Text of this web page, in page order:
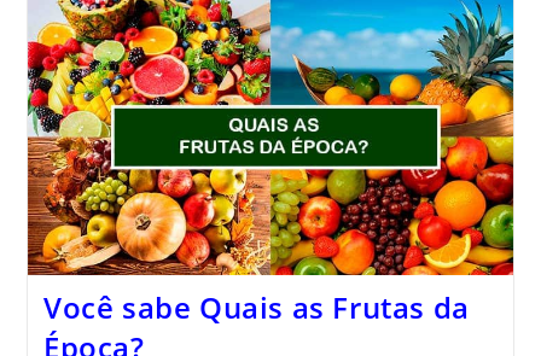
Você sabe Quais as Frutas da
Época?